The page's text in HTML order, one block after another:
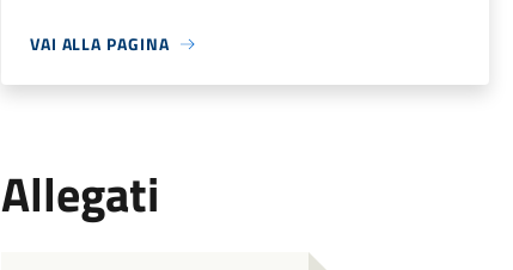
VAI ALLA PAGINA
Allegati